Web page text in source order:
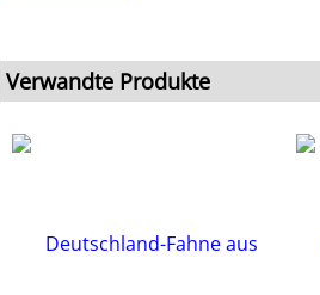
Verwandte Produkte